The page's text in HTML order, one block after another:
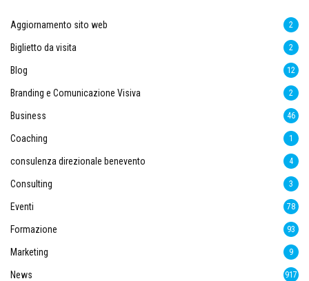
Aggiornamento sito web 2
Biglietto da visita 2
Blog 12
Branding e Comunicazione Visiva 2
Business 46
Coaching 1
consulenza direzionale benevento 4
Consulting 3
Eventi 78
Formazione 93
Marketing 9
News 917